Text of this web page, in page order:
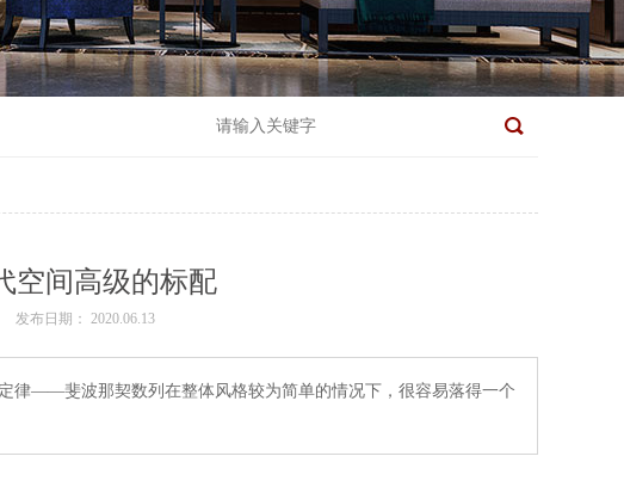
空间高级的标配
发布日期： 2020.06.13
律——斐波那契数列在整体风格较为简单的情况下，很容易落得一个